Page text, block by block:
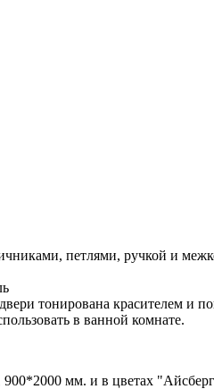
петлями, ручкой и
тонирована красителем и
в ванной комнате.
900*2000 мм. и в цветах